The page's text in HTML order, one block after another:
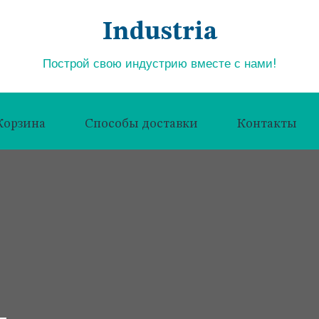
Industria
Построй свою индустрию вместе с нами!
Способы доставки Контакты